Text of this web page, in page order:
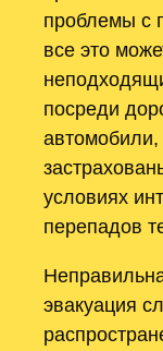
проблемы с
все это
посреди
условиях
перепадов
эвакуация